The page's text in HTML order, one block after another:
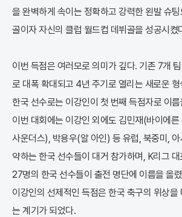
을 완벽하게 속이는 정확하고 강력한 왼발 슈
골이자 자신의 클럽 월드컵 데뷔골을 성공시켰
이번 득점은 여러모로 의미가 깊다. 기존 7개
로 대폭 확대되고 4년 주기로 열리는 새로운 형
한국 선수로는 이강인이 첫 번째 득점자로 이
이번 대회에는 이강인 외에도 김민재(바이에
사운더스), 박용우(알 아인) 등 유럽, 북중미,
약하는 한국 선수들이 대거 참가하며, K리그
27명의 한국 선수들이 출전 명단에 이름을 올
이강인의 선제적인 득점은 한국 축구의 위상을
는 계기가 되었다.